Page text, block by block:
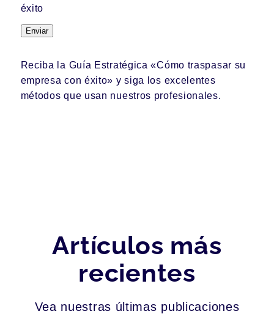
éxito
Enviar
Reciba la Guía Estratégica «Cómo traspasar su
empresa con éxito» y siga los excelentes
métodos que usan nuestros profesionales.
Artículos más
recientes
Vea nuestras últimas publicaciones